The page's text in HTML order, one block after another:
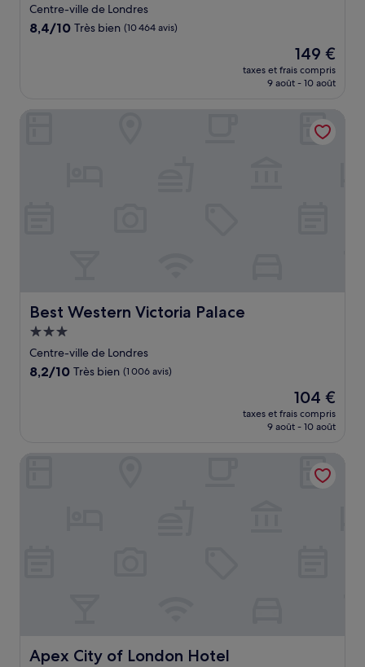
4.0 étoiles
Centre-ville de Londres
8.4
8,4/10 Très bien (10 464 avis)
Le
nouveau
prix
de
149 €
149 €
taxes et frais compris
9 août - 10 août
Best Western Victoria Palace
Best Western Victoria Palace
Hébergement
3.0 étoiles
Centre-ville de Londres
8.2
8,2/10 Très bien (1 006 avis)
Le
nouveau
prix
de
104 €
104 €
taxes et frais compris
9 août - 10 août
Apex City of London Hotel
Apex City of London Hotel